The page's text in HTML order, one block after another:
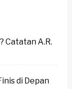
Catatan A.R.
di Depan